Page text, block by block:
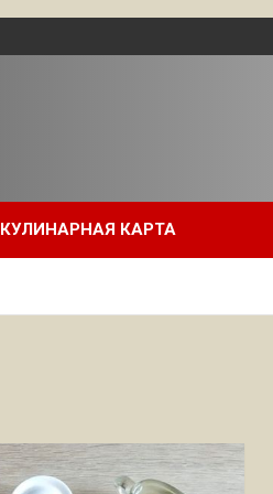
КУЛИНАРНАЯ КАРТА